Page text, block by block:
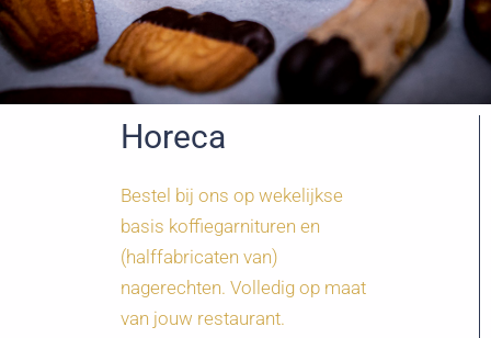
Horeca
Bestel bij ons op wekelijkse
basis koffiegarnituren en
(halffabricaten van)
nagerechten. Volledig op maat
van jouw restaurant.